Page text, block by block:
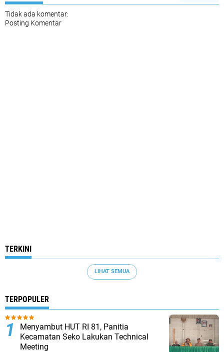
Tidak ada komentar:
Posting Komentar
TERKINI
LIHAT SEMUA
TERPOPULER
Menyambut HUT RI 81, Panitia
Kecamatan Seko Lakukan Technical
Meeting